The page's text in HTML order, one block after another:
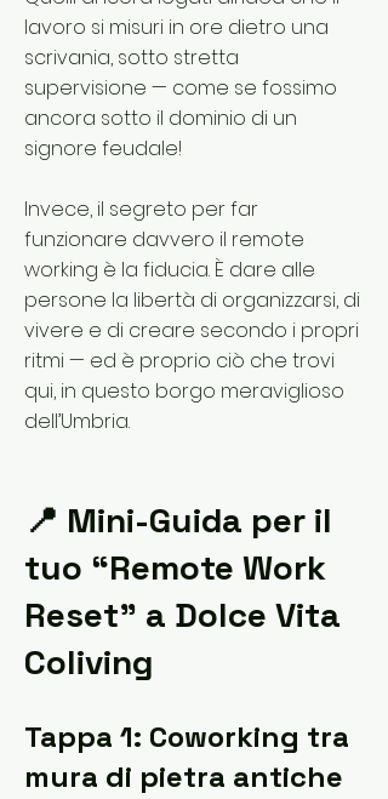
lavoro si misuri in ore dietro una
scrivania, sotto stretta
supervisione — come se fossimo
ancora sotto il dominio di un
signore feudale!
Invece, il segreto per far
funzionare davvero il remote
working è la fiducia. È dare alle
persone la libertà di organizzarsi, di
vivere e di creare secondo i propri
ritmi — ed è proprio ciò che trovi
qui, in questo borgo meraviglioso
dell’Umbria.
📍 Mini-Guida per il
tuo “Remote Work
Reset” a Dolce Vita
Coliving
Tappa 1: Coworking tra
mura di pietra antiche